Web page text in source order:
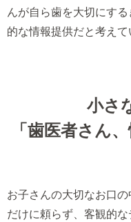
んが自ら歯を大切にす
的な情報提供だと考えて
小さ
「歯医者さん
お子さんの大切なお口
だけに頼らず、客観的な